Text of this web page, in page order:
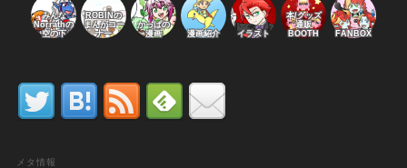
みんな
Norrathの
空の下
ROBINの
まんがコー
ナー
かっぱの
漫画
漫画紹介 イラスト
本/グッズ
通販
BOOTH
FANBOX
メタ情報